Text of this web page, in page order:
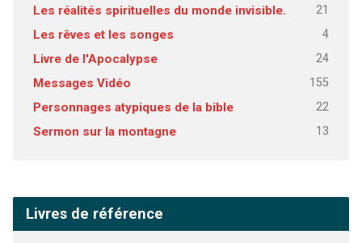
Les réalités spirituelles du monde invisible. 21
Les rêves et les songes 4
Livre de l'Apocalypse 24
Messages Vidéo 155
Personnages atypiques de la bible 22
Sermon sur la montagne 13
Livres de référence